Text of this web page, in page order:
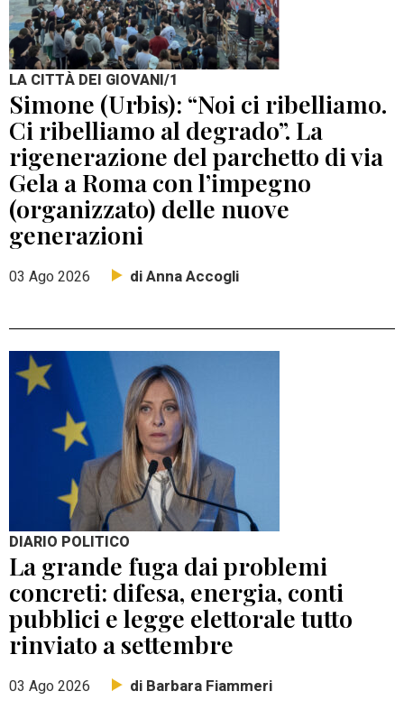
LA CITTÀ DEI GIOVANI/1
Simone (Urbis): “Noi ci ribelliamo.
Ci ribelliamo al degrado”. La
rigenerazione del parchetto di via
Gela a Roma con l’impegno
(organizzato) delle nuove
generazioni
03 Ago 2026 di Anna Accogli
DIARIO POLITICO
La grande fuga dai problemi
concreti: difesa, energia, conti
pubblici e legge elettorale tutto
rinviato a settembre
03 Ago 2026 di Barbara Fiammeri